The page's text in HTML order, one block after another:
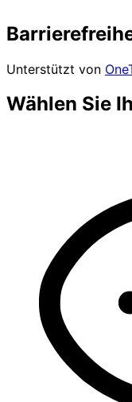
Unterstützt von
Wählen Sie